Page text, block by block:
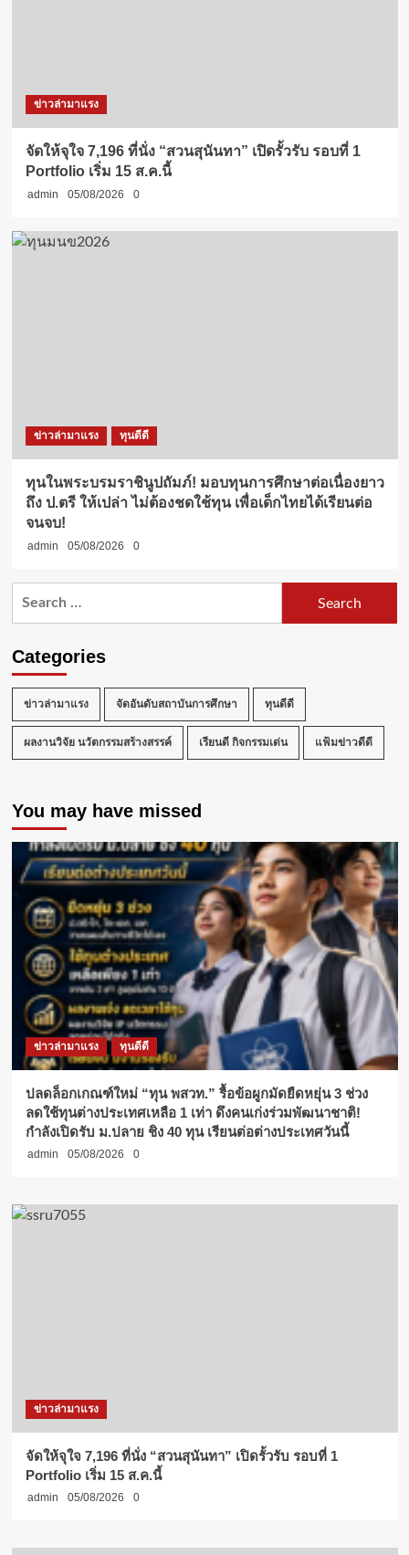
ข่าวล่ามาแรง
จัดให้จุใจ 7,196 ที่นั่ง “สวนสุนันทา” เปิดรั้วรับ รอบที่ 1
Portfolio เริ่ม 15 ส.ค.นี้
admin 05/08/2026 0
ข่าวล่ามาแรง ทุนดีดี
ทุนในพระบรมราชินูปถัมภ์! มอบทุนการศึกษาต่อเนื่องยาว
ถึง ป.ตรี ให้เปล่า ไม่ต้องชดใช้ทุน เพื่อเด็กไทยได้เรียนต่อ
จนจบ!
admin 05/08/2026 0
Categories
ข่าวล่ามาแรง จัดอันดับสถาบันการศึกษา ทุนดีดี
ผลงานวิจัย นวัตกรรมสร้างสรรค์ เรียนดี กิจกรรมเด่น แฟ้มข่าวดีดี
You may have missed
ข่าวล่ามาแรง ทุนดีดี
ปลดล็อกเกณฑ์ใหม่ “ทุน พสวท.” รื้อข้อผูกมัดยืดหยุ่น 3 ช่วง
ลดใช้ทุนต่างประเทศเหลือ 1 เท่า ดึงคนเก่งร่วมพัฒนาชาติ!
กำลังเปิดรับ ม.ปลาย ชิง 40 ทุน เรียนต่อต่างประเทศวันนี้
admin 05/08/2026 0
ข่าวล่ามาแรง
จัดให้จุใจ 7,196 ที่นั่ง “สวนสุนันทา” เปิดรั้วรับ รอบที่ 1
Portfolio เริ่ม 15 ส.ค.นี้
admin 05/08/2026 0